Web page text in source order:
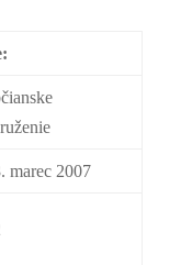
marec 2007